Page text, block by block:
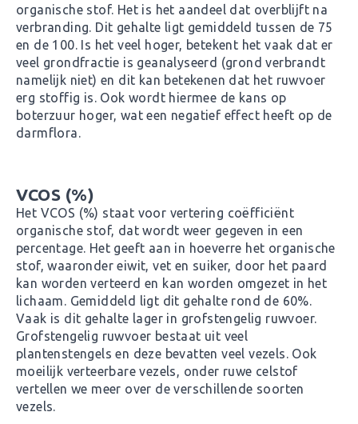
organische stof. Het is het aandeel dat overblijft na
verbranding. Dit gehalte ligt gemiddeld tussen de 75
en de 100. Is het veel hoger, betekent het vaak dat er
veel grondfractie is geanalyseerd (grond verbrandt
namelijk niet) en dit kan betekenen dat het ruwvoer
erg stoffig is. Ook wordt hiermee de kans op
boterzuur hoger, wat een negatief effect heeft op de
darmflora.
VCOS (%)
Het VCOS (%) staat voor vertering coëfficiënt
organische stof, dat wordt weer gegeven in een
percentage. Het geeft aan in hoeverre het organische
stof, waaronder eiwit, vet en suiker, door het paard
kan worden verteerd en kan worden omgezet in het
lichaam. Gemiddeld ligt dit gehalte rond de 60%.
Vaak is dit gehalte lager in grofstengelig ruwvoer.
Grofstengelig ruwvoer bestaat uit veel
plantenstengels en deze bevatten veel vezels. Ook
moeilijk verteerbare vezels, onder ruwe celstof
vertellen we meer over de verschillende soorten
vezels.